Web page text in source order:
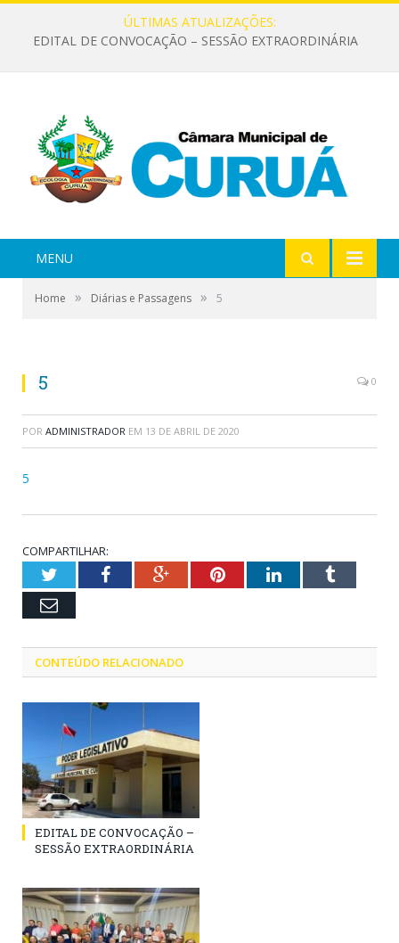
ÚLTIMAS ATUALIZAÇÕES:
EDITAL DE CONVOCAÇÃO – SESSÃO EXTRAORDINÁRIA
MENU
Home » Diárias e Passagens » 5
5 0
POR ADMINISTRADOR EM 13 DE ABRIL DE 2020
5
COMPARTILHAR:
TwitterFacebookGoogle+PinterestLinkedInTumblr
Email
CONTEÚDO RELACIONADO
EDITAL DE CONVOCAÇÃO –
SESSÃO EXTRAORDINÁRIA